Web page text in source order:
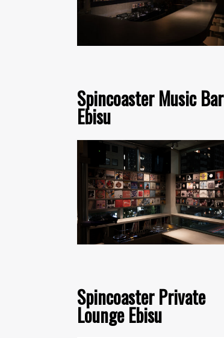
Spincoaster Music Bar
Ebisu
Spincoaster Private
Lounge Ebisu